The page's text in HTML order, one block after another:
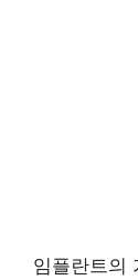
임플란트의